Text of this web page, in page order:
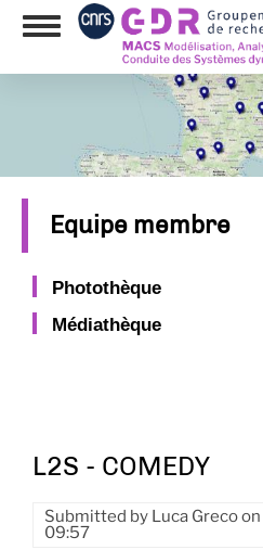
Skip
Toggle
Equipe membre
Photothèque
Médiathèque
L2S - COMEDY
Submitted by Luca Grecoon
09:57